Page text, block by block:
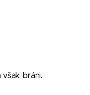
však bráni.